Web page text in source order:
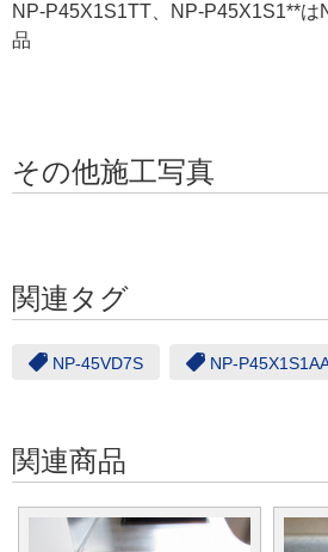
NP-P45X1S1TT、NP-P45X1S1**は
品
その他施工写真
関連タグ
NP-45VD7S NP-
関連商品